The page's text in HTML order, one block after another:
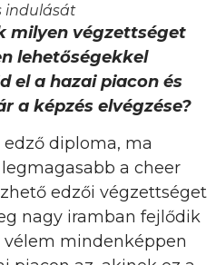
indulását
milyen végzettséget
lehetőségekkel
el a hazai piacon és
a képzés elvégzése?
diploma, ma
a cheer
edzői végzettséget
nagy iramban fejlődik
vélem mindenképpen